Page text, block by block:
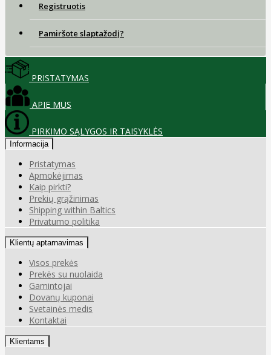
Registruotis
Pamiršote slaptažodį?
PRISTATYMAS
APIE MUS
PIRKIMO SĄLYGOS IR TAISYKLĖS
Informacija
Pristatymas
Apmokėjimas
Kaip pirkti?
Prekių grąžinimas
Shipping within Baltics
Privatumo politika
Klientų aptarnavimas
Visos prekės
Prekės su nuolaida
Gamintojai
Dovanų kuponai
Svetainės medis
Kontaktai
Klientams